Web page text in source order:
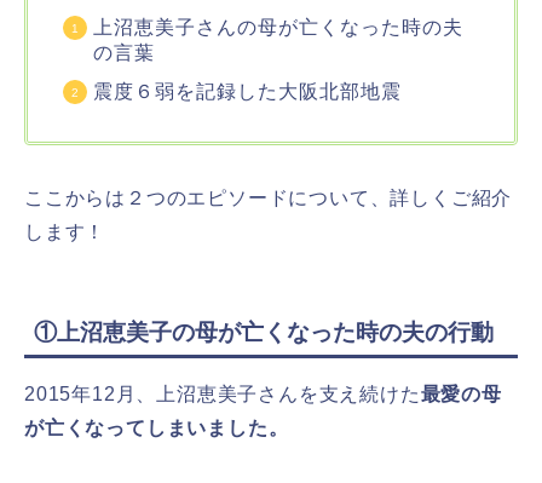
上沼恵美子さんの母が亡くなった時の夫
の言葉
震度６弱を記録した大阪北部地震
ここからは２つのエピソードについて、詳しくご紹介
します！
①上沼恵美子の母が亡くなった時の夫の行動
2015年12月、上沼恵美子さんを支え続けた最愛の母
が亡くなってしまいました。